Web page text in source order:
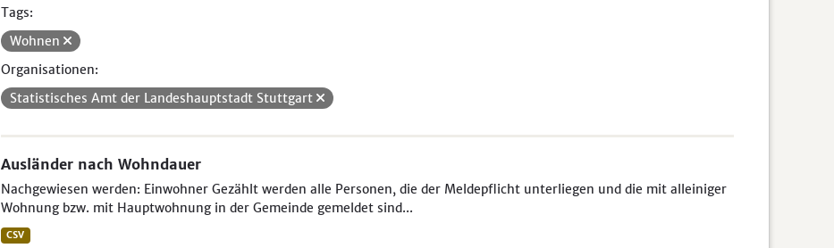
Tags:
Wohnen
Organisationen:
Statistisches Amt der Landeshauptstadt Stuttgart
Ausländer nach Wohndauer
Nachgewiesen werden: Einwohner Gezählt werden alle Personen, die der Meldepflicht unterliegen und die mit alleiniger
Wohnung bzw. mit Hauptwohnung in der Gemeinde gemeldet sind...
CSV